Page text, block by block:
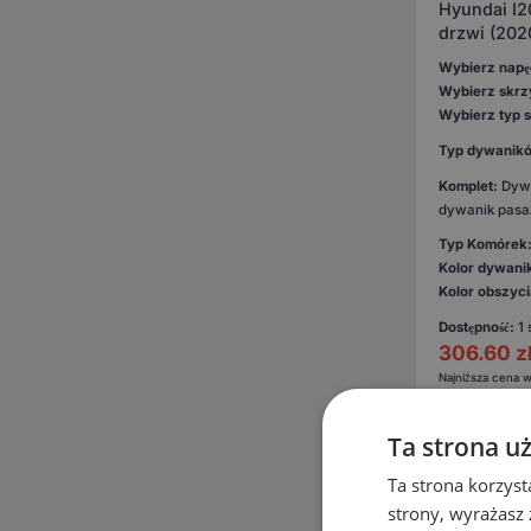
Hyundai
drzwi
Wybierz
Wybierz
Wybierz typ
Typ
Komplet:
dywanik
Typ Komórek:
Kolor
Kolor
Dostępność: 1
306.60
Najniższa cena
Ta strona
Ta strona
strony, wyrażasz